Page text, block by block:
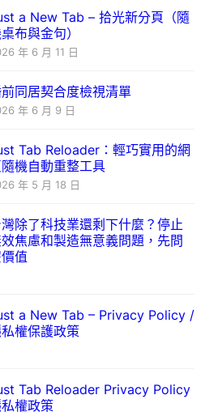
a New Tab – 拾光新分頁（隨
布與金句）
年 6 月 11 日
同居契合度檢視清單
年 6 月 9 日
Tab Reloader：輕巧實用的網
機自動重整工具
年 5 月 18 日
除了科技業還剩下什麼？停止
焦慮和製造無意義問題，先問
值
a New Tab – Privacy Policy /
私權保護政策
Tab Reloader Privacy Policy
私權政策